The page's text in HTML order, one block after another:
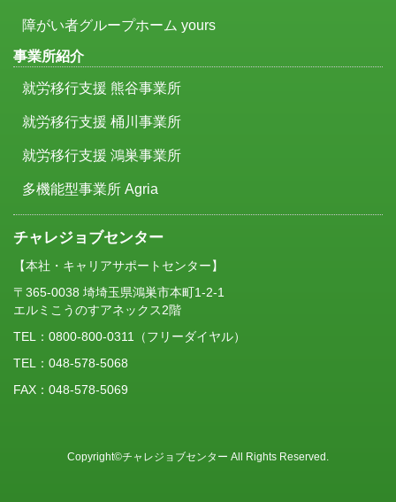
障がい者グループホーム yours
事業所紹介
就労移行支援 熊谷事業所
就労移行支援 桶川事業所
就労移行支援 鴻巣事業所
多機能型事業所 Agria
チャレジョブセンター
【本社・キャリアサポートセンター】
〒365-0038 埼埼玉県鴻巣市本町1-2-1
エルミこうのすアネックス2階
TEL： 0800-800-0311
（フリーダイヤル）
TEL：048-578-5068
FAX：048-578-5069
Copyright©チャレジョブセンター All Rights Reserved.